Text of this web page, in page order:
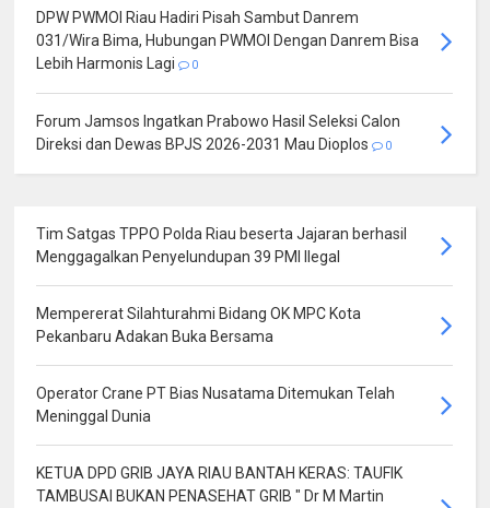
DPW PWMOI Riau Hadiri Pisah Sambut Danrem
031/Wira Bima, Hubungan PWMOI Dengan Danrem Bisa
Lebih Harmonis Lagi
0
Forum Jamsos Ingatkan Prabowo Hasil Seleksi Calon
Direksi dan Dewas BPJS 2026-2031 Mau Dioplos
0
Tim Satgas TPPO Polda Riau beserta Jajaran berhasil
Menggagalkan Penyelundupan 39 PMI Ilegal
Mempererat Silahturahmi Bidang OK MPC Kota
Pekanbaru Adakan Buka Bersama
Operator Crane PT Bias Nusatama Ditemukan Telah
Meninggal Dunia
KETUA DPD GRIB JAYA RIAU BANTAH KERAS: TAUFIK
TAMBUSAI BUKAN PENASEHAT GRIB " Dr M Martin